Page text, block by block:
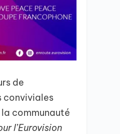
de
conviviales
communauté
l’Eurovision